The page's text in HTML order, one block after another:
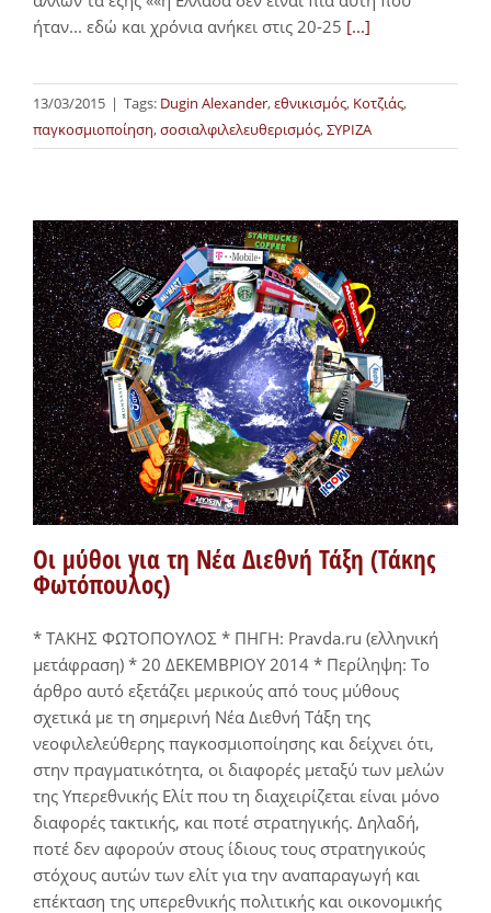
ήταν... εδώ και χρόνια ανήκει στις 20-25 [...]
13/03/2015 | Tags: Dugin Alexander,εθνικισμός, Κοτζιάς,
παγκοσμιοποίηση,σοσιαλφιλελευθερισμός,ΣΥΡΙΖΑ
Οι μύθοι για τη Νέα Διεθνή Τάξη (Τάκης
Φωτόπουλος)
* ΤΑΚΗΣ ΦΩΤΟΠΟΥΛΟΣ * ΠΗΓΗ: Pravda.ru (ελληνική
μετάφραση) * 20 ΔΕΚΕΜΒΡΙΟΥ 2014 * Περίληψη: Το
άρθρο αυτό εξετάζει μερικούς από τους μύθους
σχετικά με τη σημερινή Νέα Διεθνή Τάξη της
νεοφιλελεύθερης παγκοσμιοποίησης και δείχνει ότι,
στην πραγματικότητα, οι διαφορές μεταξύ των μελών
της Υπερεθνικής Ελίτ που τη διαχειρίζεται είναι μόνο
διαφορές τακτικής, και ποτέ στρατηγικής. Δηλαδή,
ποτέ δεν αφορούν στους ίδιους τους στρατηγικούς
στόχους αυτών των ελίτ για την αναπαραγωγή και
επέκταση της υπερεθνικής πολιτικής και οικονομικής